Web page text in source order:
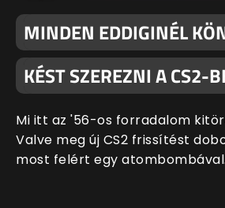
MINDEN EDDIGINÉL
KÉST SZEREZNI A CS2-
Mi itt az '56-os forradalom
Valve meg új CS2 frissítést
most felért egy atombombával.